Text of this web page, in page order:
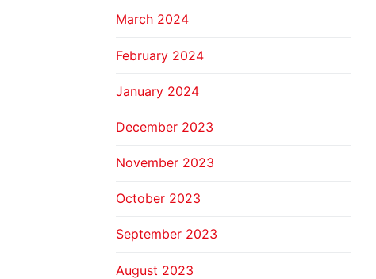
March 2024
February 2024
January 2024
December 2023
November 2023
October 2023
September 2023
August 2023